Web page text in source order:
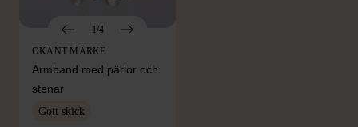
1/4
OKÄNT MÄRKE
Armband med pärlor och
stenar
Gott skick